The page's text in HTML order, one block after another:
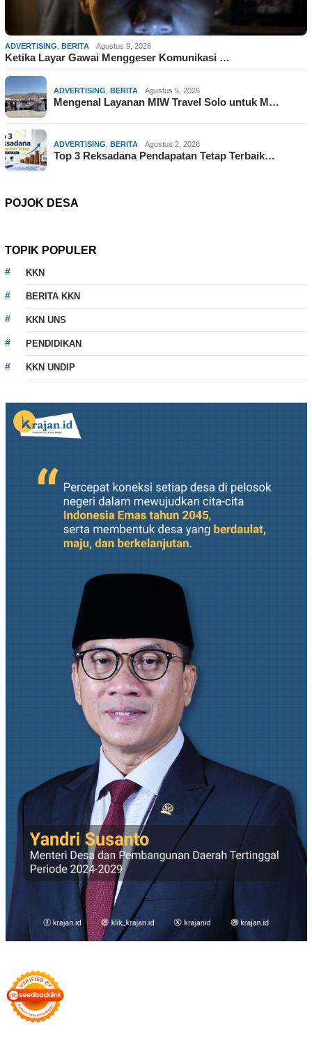
ADVERTISING, BERITA Agustus 9, 2026
Ketika Layar Gawai Menggeser Komunikasi …
ADVERTISING, BERITA Agustus 5, 2026
Mengenal Layanan MIW Travel Solo untuk M…
ADVERTISING, BERITA Agustus 2, 2026
Top 3 Reksadana Pendapatan Tetap Terbaik…
POJOK DESA
TOPIK POPULER
KKN
BERITA KKN
KKN UNS
PENDIDIKAN
KKN UNDIP